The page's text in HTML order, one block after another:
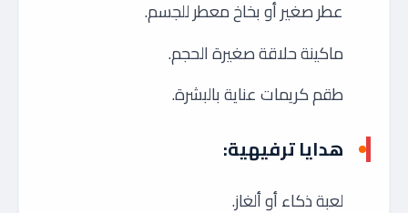
عطر صغير أو بخاخ معطر للجسم.
ماكينة حلاقة صغيرة الحجم.
طقم كريمات عناية بالبشرة.
هدايا ترفيهية:
لعبة ذكاء أو ألغاز.